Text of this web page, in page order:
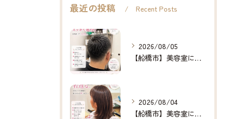
最近の投稿 Recent Posts
2026/08/05
【船橋市】美容室に行けない…をなくしたい✂️✨
2026/08/04
【船橋市】美容室に行けない…をなくしたい✂️✨